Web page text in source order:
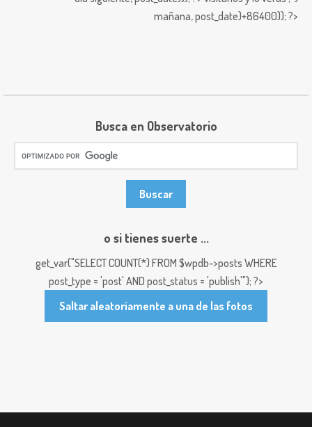
mañana,post_date)+86400)); ?>
Busca en Observatorio
o si tienes suerte ...
get_var("SELECT COUNT(*) FROM $wpdb->posts WHERE
post_type = 'post' AND post_status = 'publish'"); ?>
Saltar aleatoriamente a una de las fotos